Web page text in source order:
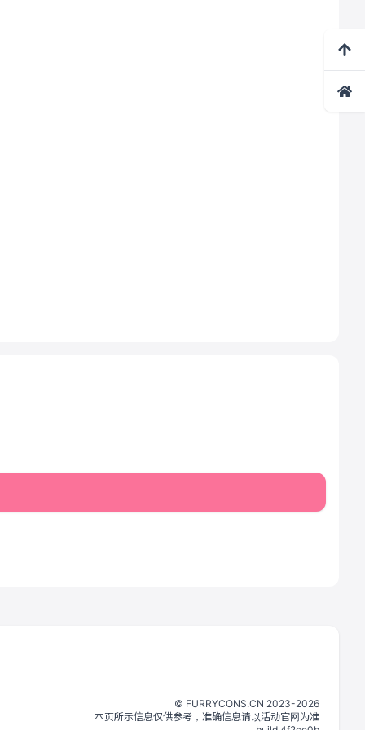
©️ FURRYCONS.CN 2023-2026
本页所示信息仅供参考，准确信息请以活动官网为准